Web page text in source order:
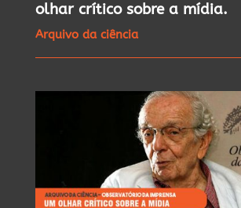
olhar crítico sobre a mídia.
Arquivo da ciência